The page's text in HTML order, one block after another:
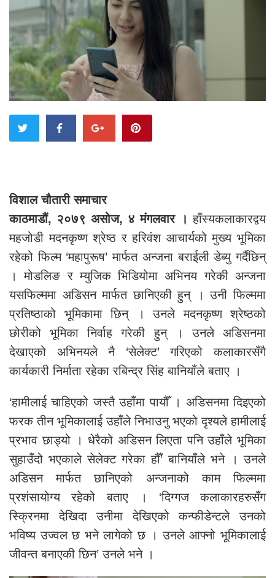
विशाल चौतारी समाचार
काठमाडौं, २०७९ असोज, ४ मंगलवार । हाँस्यकलाकारद्वय
महजोडी मदनकृष्ण श्रेष्ठ र हरिवंश आचार्यको मुख्य भूमिका
रहेको फिल्म ‘महापुरूष’ मार्फत अन्जना बराईली डेब्यु गर्दैछिन्
। मोडलिङ र म्युजिक भिडियोमा अभिनय गरेकी अन्जना
यसफिल्ममा अडिसन मार्फत छानिएकी हुन् । उनी फिल्ममा
प्रतिष्ठाको भूमिकामा छिन् । उनले मदनकृष्ण श्रेष्ठको
छोरीको भूमिका निर्वाह गरेकी हुन् । उनले अडिसनमा
देखाएको अभिनयले नै ‘सेलेक्ट’ गरिएको कलाकारसँगै
कार्यकारी निर्माता रहेका रबिन्द्र सिंह बानियाँले बताए ।
‘हामीलाई चाहिएको जस्तै उहाँमा पायौँ । अडिसनमा दिइएको
फरक तीन भूमिकालाई उहाँले निभाउनु भएको दृश्यले हामीलाई
प्रभाव छाड्यो । धेरैको अडिसन लिएता पनि उहाँले भूमिका
सुहाउँदो भएकाले सेलेक्ट गरेका हौँ’ बानियाँले भने । उनले
अडिसन मार्फत छानिएको अन्जनाको काम फिल्ममा
प्रशंसायोग्य रहेको बताए । ‘दिग्गज कलाकारहरुसँग
स्क्रिनमा देखिदा उनीमा देखिएको कन्फीडेन्टले उनको
भविष्य उज्वल छ भने लागेको छ । उनले आफ्नो भूमिकालाई
जीवन्त बनाएकी छिन’ उनले भने ।